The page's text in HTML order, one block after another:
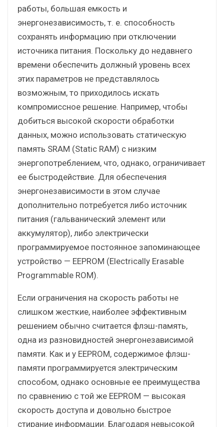
работы, большая емкость и
энергонезависимость, т. е. способность
сохранять информацию при отключении
источника питания. Поскольку до недавнего
времени обеспечить должный уровень всех
этих параметров не представлялось
возможным, то приходилось искать
компромиссное решение. Например, чтобы
добиться высокой скорости обработки
данных, можно использовать статическую
память SRAM (Static RAM) с низким
энергопотреблением, что, однако, ограничивает
ее быстродействие. Для обеспечения
энергонезависимости в этом случае
дополнительно потребуется либо источник
питания (гальванический элемент или
аккумулятор), либо электрически
программируемое постоянное запоминающее
устройство — EEPROM (Electrically Erasable
Programmable ROM).
Если ограничения на скорость работы не
слишком жесткие, наиболее эффективным
решением обычно считается флэш-память,
одна из разновидностей энергонезависимой
памяти. Как и у EEPROM, содержимое флэш-
памяти программируется электрическим
способом, однако основные ее преимущества
по сравнению с той же EEPROM — высокая
скорость доступа и довольно быстрое
стирание информации. Благодаря невысокой